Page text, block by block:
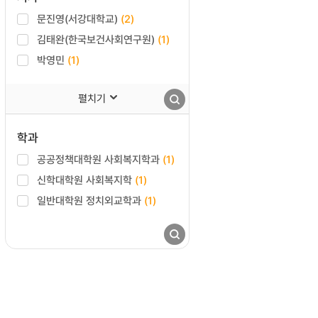
문진영(서강대학교) (2)
김태완(한국보건사회연구원) (1)
박영민 (1)
펼치기
학과
공공정책대학원 사회복지학과 (1)
신학대학원 사회복지학 (1)
일반대학원 정치외교학과 (1)